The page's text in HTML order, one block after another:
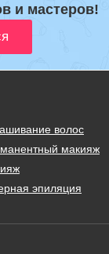
и мастеров!
волос
макияж
эпиляция